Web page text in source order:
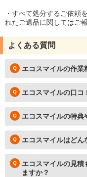
・すべて処分するご依頼
れたご遺品に関してはご
よくある質問
エコスマイルの作業
エコスマイルの口コ
エコスマイルの特典
エコスマイルはどん
エコスマイルの見積
ますか？